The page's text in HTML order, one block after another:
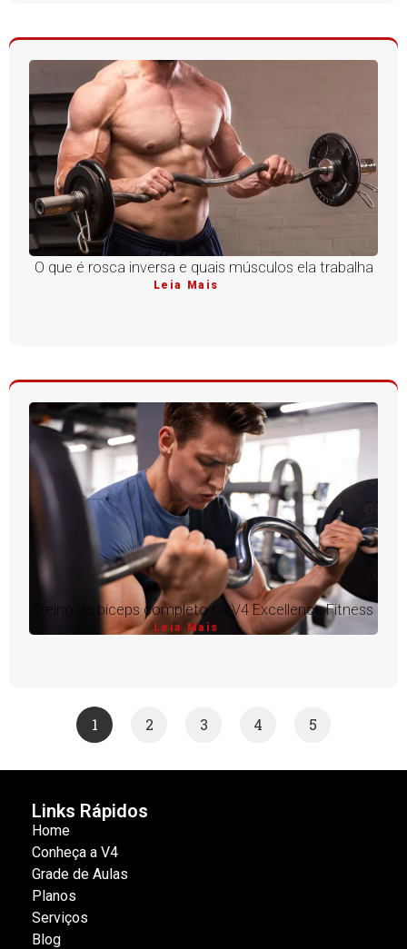
O que é rosca inversa e quais músculos ela trabalha
Leia Mais
Treino de bíceps completo na V4 Excellence Fitness
Leia Mais
1 2 3 4 5
Links Rápidos
Home
Conheça a V4
Grade de Aulas
Planos
Serviços
Blog